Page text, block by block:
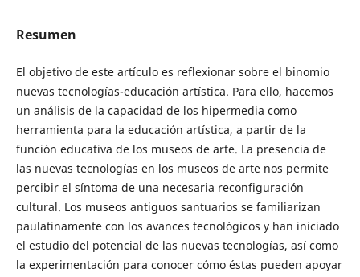
Resumen
El objetivo de este artículo es reflexionar sobre el binomio
nuevas tecnologías-educación artística. Para ello, hacemos
un análisis de la capacidad de los hipermedia como
herramienta para la educación artística, a partir de la
función educativa de los museos de arte. La presencia de
las nuevas tecnologías en los museos de arte nos permite
percibir el síntoma de una necesaria reconfiguración
cultural. Los museos antiguos santuarios se familiarizan
paulatinamente con los avances tecnológicos y han iniciado
el estudio del potencial de las nuevas tecnologías, así como
la experimentación para conocer cómo éstas pueden apoyar